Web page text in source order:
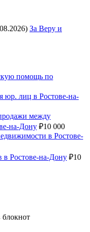
За Веру и
помощь по
юр. лиц в Ростове-на-
между
на-Дону ₽10 000
в Ростове-
в Ростове-на-Дону ₽10
блокнот